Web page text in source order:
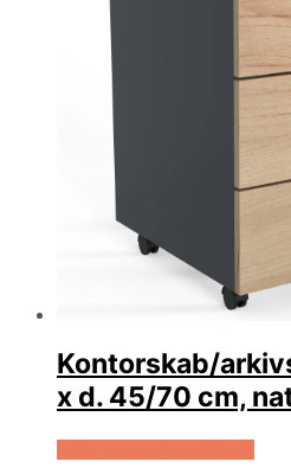
Kontorskab/
x d. 45/70 cm,